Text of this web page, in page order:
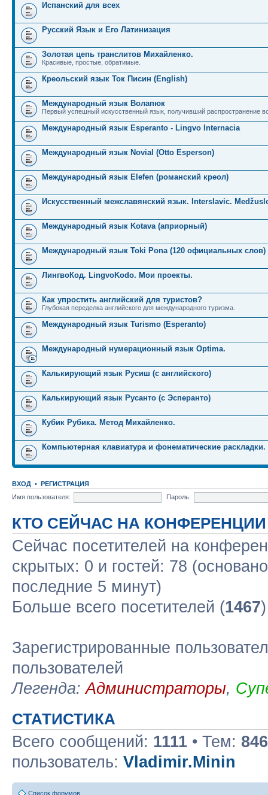
Испанский для всех
Русский Язык и Его Латинизация
Золотая цепь транслитов Михайленко.
Красивые, простые, обратимые.
Креольский язык Ток Писин (English)
Международный язык Волапюк
Первый успешный искусственный язык, получивший распространение
Международный язык Esperanto - Lingvo Internacia
Международный язык Novial (Otto Esperson)
Международный язык Elefen (романский креол)
Искусственный межславянский язык. Interslavic.
Международный язык Kotava (априорный)
Международный язык Toki Pona (120 официальных слов)
ЛингвоКод. LingvoKodo. Мои проекты.
Как упростить английский для туристов?
Глубокая переделка английского для международного туризма.
Международный язык Turismo (Esperanto)
Международный нумерационный язык Optima.
Калькирующий язык Русиш (с английского)
Калькирующий язык Русанто (с Эсперанто)
Кубик Рубика. Метод Михайленко.
Компьютерная клавиатура и фонематические раскладки.
ВХОД • РЕГИСТРАЦИЯ
Имя пользователя:
Пароль:
КТО СЕЙЧАС НА КОНФЕРЕНЦИИ
Сейчас посетителей на
скрытых: 0 и гостей: 78
последние 5 минут)
Больше всего посетителей (1467
Зарегистрированные
пользователей
Легенда:Администраторы,
СТАТИСТИКА
Всего сообщений: 1111 • Тем: 846
пользователь: Vladimir.Minin
Список форумов